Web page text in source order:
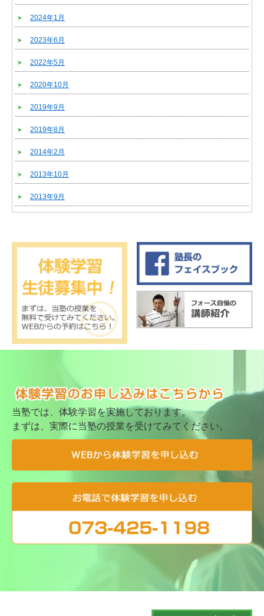
2024年1月
2023年6月
2022年5月
2020年10月
2019年9月
2019年8月
2014年2月
2013年10月
2013年9月
当塾では、体験学習を実施しております。
まずは、実際に当塾の授業を受けてみてください。